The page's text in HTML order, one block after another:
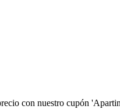
con nuestro cupón